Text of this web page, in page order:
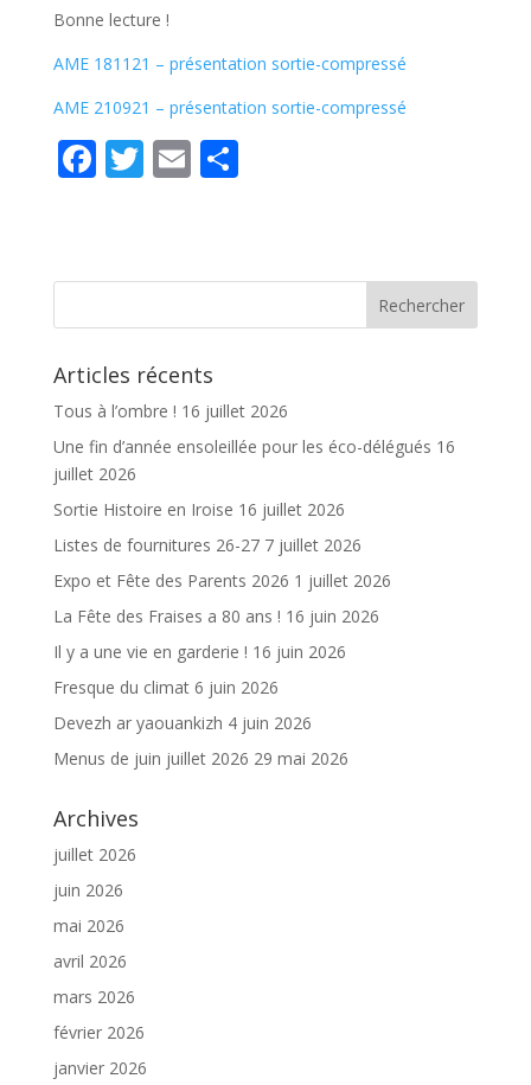
Bonne lecture !
AME 181121 – présentation sortie-compressé
AME 210921 – présentation sortie-compressé
F
b
k
T
er
E
l
P
g
Articles récents
Tous à l’ombre ! 16 juillet 2026
Une fin d’année ensoleillée pour les éco-délégués 16
juillet 2026
Sortie Histoire en Iroise 16 juillet 2026
Listes de fournitures 26-27 7 juillet 2026
Expo et Fête des Parents 2026 1 juillet 2026
La Fête des Fraises a 80 ans ! 16 juin 2026
Il y a une vie en garderie ! 16 juin 2026
Fresque du climat 6 juin 2026
Devezh ar yaouankizh 4 juin 2026
Menus de juin juillet 2026 29 mai 2026
Archives
juillet 2026
juin 2026
mai 2026
avril 2026
mars 2026
février 2026
janvier 2026